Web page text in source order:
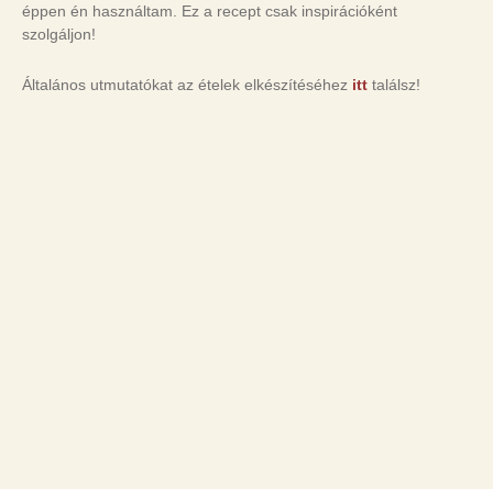
éppen én használtam. Ez a recept csak inspirációként
szolgáljon!
Általános utmutatókat az ételek elkészítéséhez itt találsz!